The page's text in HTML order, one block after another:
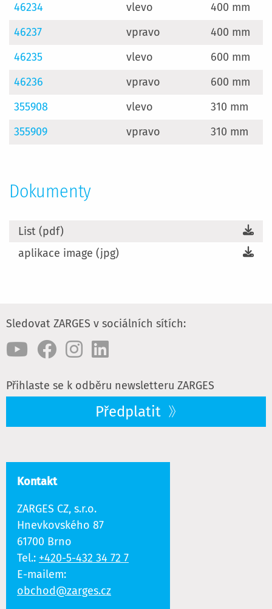
46234
vlevo
400 mm
46237
vpravo
400 mm
46235
vlevo
600 mm
46236
vpravo
600 mm
355908
vlevo
310 mm
355909
vpravo 310 mm
Dokumenty
List (pdf)
aplikace image (jpg)
Sledovat ZARGES v sociálních sítích:
Přihlaste se k odběru newsletteru ZARGES
Předplatit
Kontakt
ZARGES CZ, s.r.o.
Hnevkovského 87
61700 Brno
Tel.: +420-5-432 34 72 7
E-mailem:
obchod@zarges.cz